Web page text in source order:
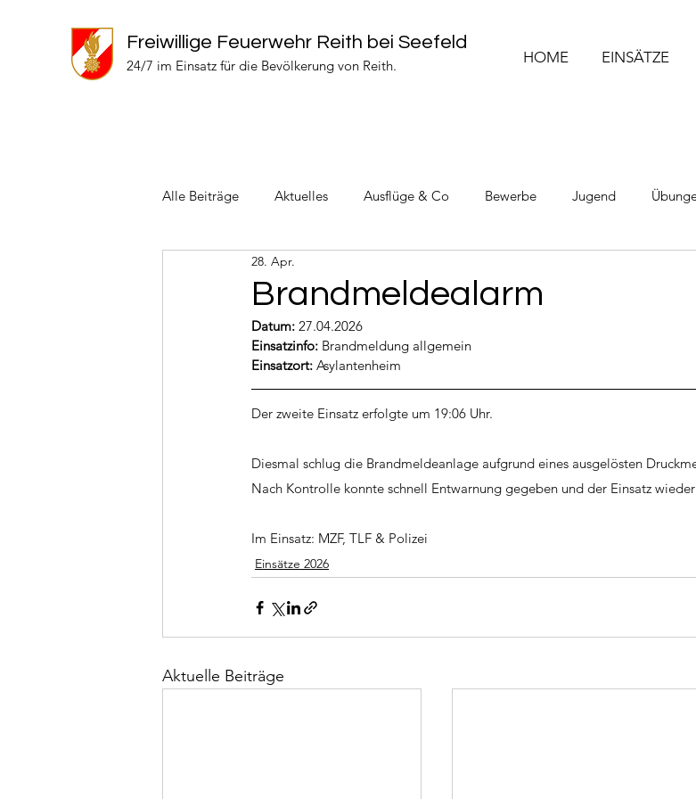
Freiwillige Feuerwehr Reith bei Seefeld
24/7 im Einsatz für die Bevölkerung von Reith. HOME EINSÄTZE
Alle Beiträge Aktuelles Ausflüge & Co Bewerbe Jugend
Einsätze 2024
Brandmeldealarm
28. Apr.
Datum: 27.04.2026
Einsatzinfo: Brandmeldung allgemein
Einsatzort: Asylantenheim
Der zweite Einsatz erfolgte um 19:06 Uhr.
Diesmal schlug die Brandmeldeanlage aufgrund eines ausgelösten
Nach Kontrolle konnte schnell Entwarnung gegeben und der Einsatz
Im Einsatz: MZF, TLF & Polizei
Einsätze 2026
Aktuelle Beiträge